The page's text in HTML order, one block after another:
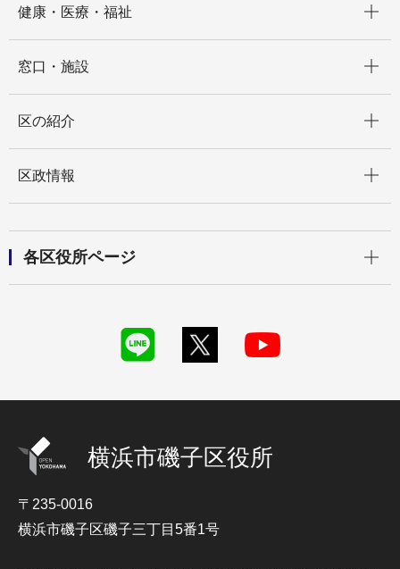
健康・医療・福祉
窓口・施設
区の紹介
区政情報
各区役所ページ
横浜市磯子区役所
〒235-0016
横浜市磯子区磯子三丁目5番1号